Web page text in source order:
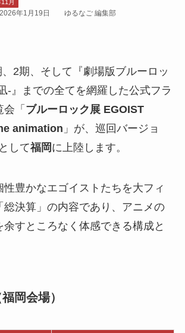
月
2026年1月19日 ゆるなご 編集部
2期、そして『劇場版ブルーロッ
-』までの全てを網羅した公式フラ
「 ブルーロック展 EGOIST
animation 」が、巡回バージョ
して福岡 に上陸します。
豊かなエゴイストたちを大フィ
総決算」の内容であり、アニメの
すところなく体感できる構成と
岡会場）